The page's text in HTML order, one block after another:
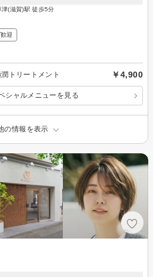
津(滋賀)駅 徒歩5分
迎
トリートメント ￥4,900
シャルメニューを見る
の情報を表示